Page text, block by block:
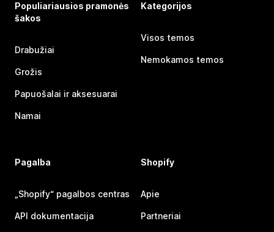
Populiariausios pramonės
šakos
Drabužiai
Grožis
Papuošalai ir aksesuarai
Namai
Kategorijos
Visos temos
Nemokamos temos
Pagalba
„Shopify“ pagalbos centras
API dokumentacija
Shopify
Apie
Partneriai